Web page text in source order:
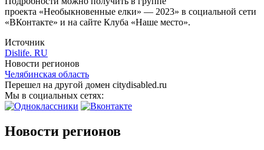
проекта «Необыкновенные елки» — 2023» в социальной сети
«ВКонтакте» и на сайте Клуба «Наше место».
Источник
Dislife. RU
Новости регионов
Челябинская область
Перешел на другой домен citydisabled.ru
Мы в социальных сетях:
Новости регионов